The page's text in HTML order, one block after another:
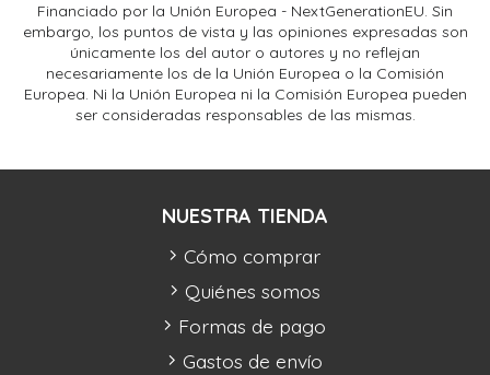
Financiado por la Unión Europea - NextGenerationEU. Sin
embargo, los puntos de vista y las opiniones expresadas son
únicamente los del autor o autores y no reflejan
necesariamente los de la Unión Europea o la Comisión
Europea. Ni la Unión Europea ni la Comisión Europea pueden
ser consideradas responsables de las mismas.
NUESTRA TIENDA
Cómo comprar
Quiénes somos
Formas de pago
Gastos de envío